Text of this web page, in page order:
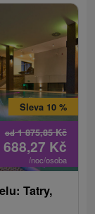
od1 875,85Kč
Sleva 10 %
688,27 Kč
/noc/osoba
Tatry,